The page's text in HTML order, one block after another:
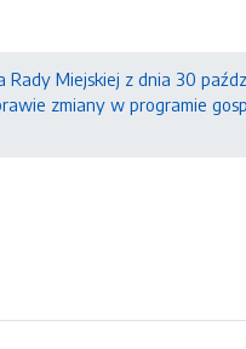
Rady Miejskiej z dnia 30
zmiany w programie